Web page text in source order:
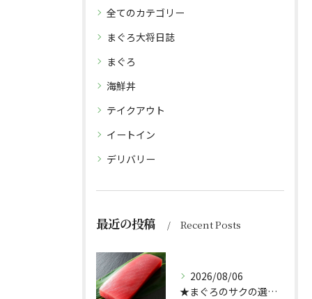
全てのカテゴリー
まぐろ大将日誌
まぐろ
海鮮丼
テイクアウト
イートイン
デリバリー
最近の投稿 Recent Posts
2026/08/06
★まぐろのサクの選び方★（どんぶり屋まぐろ大将）